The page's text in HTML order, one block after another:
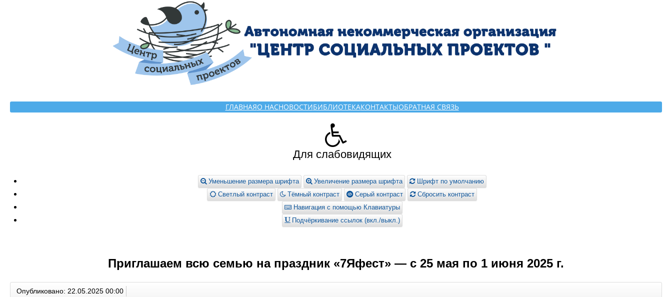
ГЛАВНАЯО НАСНОВОСТИБИБЛИОТЕКАКОНТАКТЫОБРАТНАЯ СВЯЗЬ
Для слабовидящих
Уменьшение размера шрифта Увеличение размера шрифта
Шрифт по умолчанию
Светлый контраст
Тёмный контраст Серый контраст
Сбросить контраст
Навигация с помощью Клавиатуры
Подчёркивание ссылок (вкл./выкл.)
Приглашаем всю семью на праздник «7Яфест» — с 25 мая по 1 июня 2025 г.
Опубликовано: 22.05.2025 00:00